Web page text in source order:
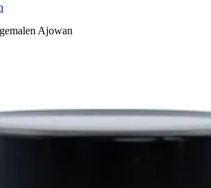
Ajowan